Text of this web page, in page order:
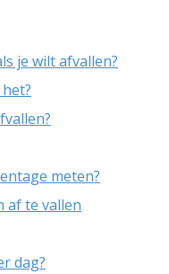
je wilt afvallen?
meten?
af te vallen
dag?